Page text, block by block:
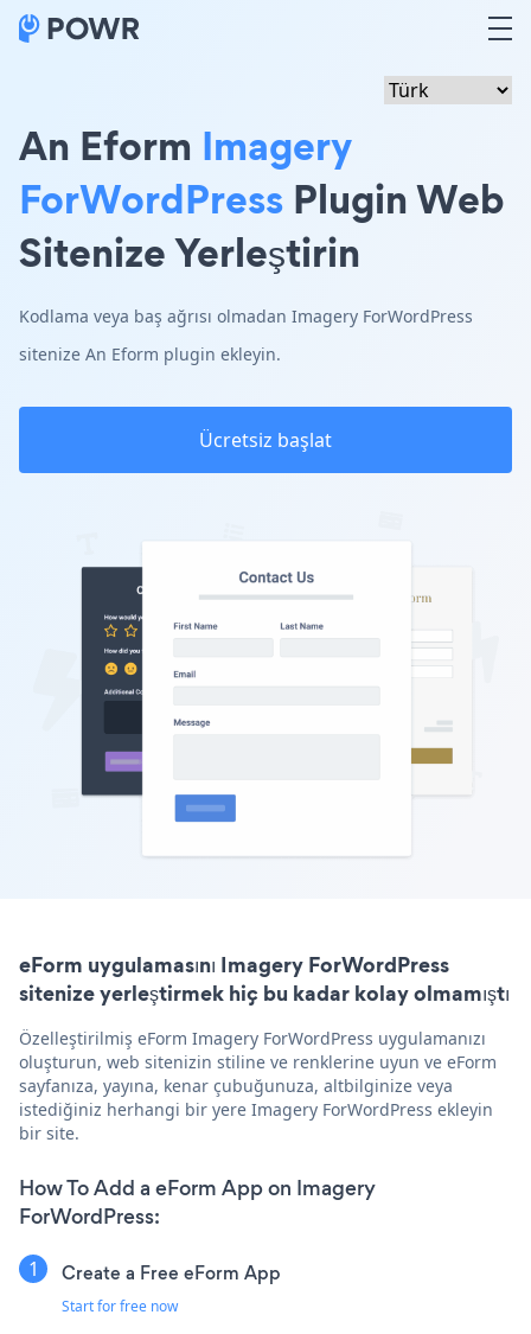
An Eform Imagery
ForWordPress Plugin Web
Sitenize Yerleştirin
Kodlama veya baş ağrısı olmadan Imagery ForWordPress
sitenize An Eform plugin ekleyin.
Ücretsiz başlat
eForm uygulamasını Imagery ForWordPress
sitenize yerleştirmek hiç bu kadar kolay olmamıştı
Özelleştirilmiş eForm Imagery ForWordPress uygulamanızı
oluşturun, web sitenizin stiline ve renklerine uyun ve eForm
sayfanıza, yayına, kenar çubuğunuza, altbilginize veya
istediğiniz herhangi bir yere Imagery ForWordPress ekleyin
bir site.
How To Add a eForm App on Imagery
ForWordPress:
Create a Free eForm App
Start for free now